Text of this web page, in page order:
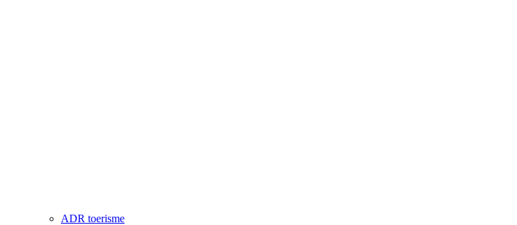
ADR toerisme